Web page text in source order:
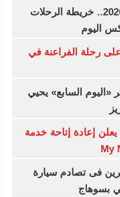
مواعيد قطارات الصعيد 2026.. خريطة الرحلات
اليوم
رحلة الفراعنة في
«اليوم السابع» يحيي
يعلن إعادة إتاحة خدمة
سيدة وإصابة 3 آخرين فى تصادم سيارة
بسوهاج